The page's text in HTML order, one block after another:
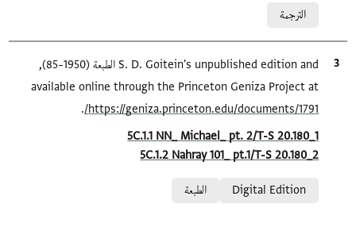
الترجمة
الاقتباس المرجعي
S. D. Goitein's unpublished edition and الطبعة (1950–85),
available online through the Princeton Geniza Project at
https://geniza.princeton.edu/documents/1791/
.
Location in source
5C.1.1 NN_ Michael_ pt. 2/T-S 20.180_1
5C.1.2 Nahray 101_ pt.1/T-S 20.180_2
Digital Edition
الطبعة